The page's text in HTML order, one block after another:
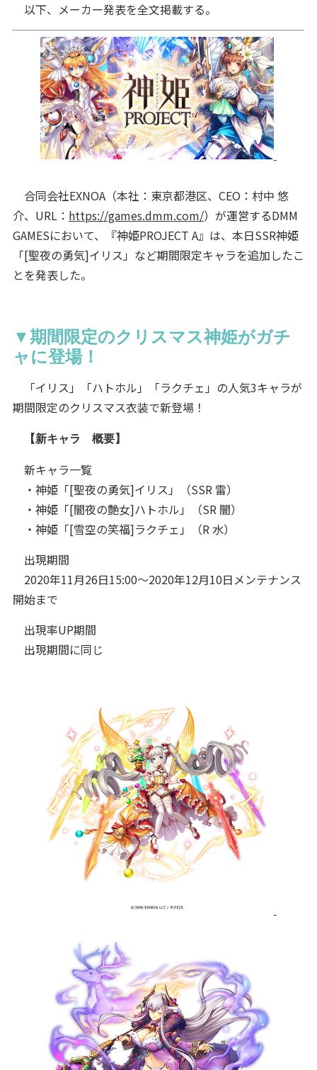
以下、メーカー発表を全文掲載する。
合同会社EXNOA（本社：東京都港区、CEO：村中 悠
介、URL： https://games.dmm.com/）が運営するDMM
GAMESにおいて、『神姫PROJECT A』は、本日SSR神姫
「[聖夜の勇気]イリス」など期間限定キャラを追加したこ
とを発表した。
▼期間限定のクリスマス神姫がガチ
ャに登場！
「イリス」「ハトホル」「ラクチェ」の人気3キャラが
期間限定のクリスマス衣装で新登場！
【新キャラ 概要】
新キャラ一覧
・神姫「[聖夜の勇気]イリス」（SSR 雷）
・神姫「[闇夜の艶女]ハトホル」（SR 闇）
・神姫「[雪空の笑福]ラクチェ」（R 水）
出現期間
2020年11月26日15:00～2020年12月10日メンテナンス
開始まで
出現率UP期間
出現期間に同じ